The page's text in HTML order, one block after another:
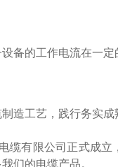
备的工作电流在一
造工艺，践行务实
缆有限公司正式成立
们的电缆产品。